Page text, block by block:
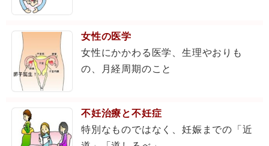
女性の医学
女性にかかわる医学、生理やおりも
の、月経周期のこと
不妊治療と不妊症
特別なものではなく、妊娠までの「近